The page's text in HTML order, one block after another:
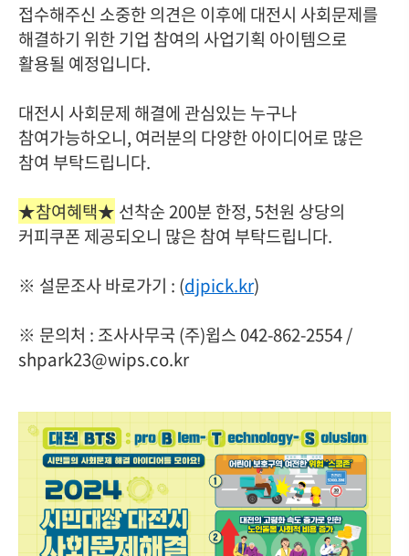
접수해주신 소중한 의견은 이후에 대전시 사회문제를
해결하기 위한 기업 참여의 사업기획 아이템으로
활용될 예정입니다.
대전시 사회문제 해결에 관심있는 누구나
참여가능하오니, 여러분의 다양한 아이디어로 많은
참여 부탁드립니다.
★참여혜택★ 선착순 200분 한정, 5천원 상당의
커피쿠폰 제공되오니 많은 참여 부탁드립니다.
※ 설문조사 바로가기 : (djpick.kr)
※ 문의처 : 조사사무국 (주)윕스 042-862-2554 /
shpark23@wips.co.kr